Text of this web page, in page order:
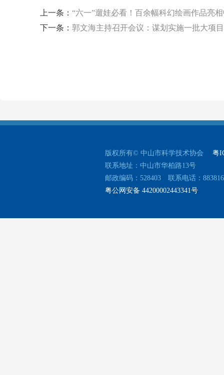
上一条： “六一”遛娃必看！百余幅科幻绘画作品亮
下一条： 郭文海主持召开会议：谋划实施一批大项
版权所有© 中山市科学技术协会 粤
联系地址：中山市华柏路13号
邮政编码：528403 联系电话：
粤公网安备 44200002443341号